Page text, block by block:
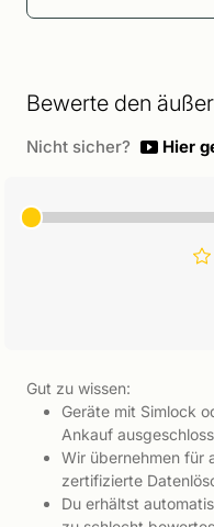
Bewerte den
Nicht sicher? Hier
Gut zu wissen:
Geräte mit Simlock
Ankauf
Wir übernehmen für
zertifizierte
Du erhältst